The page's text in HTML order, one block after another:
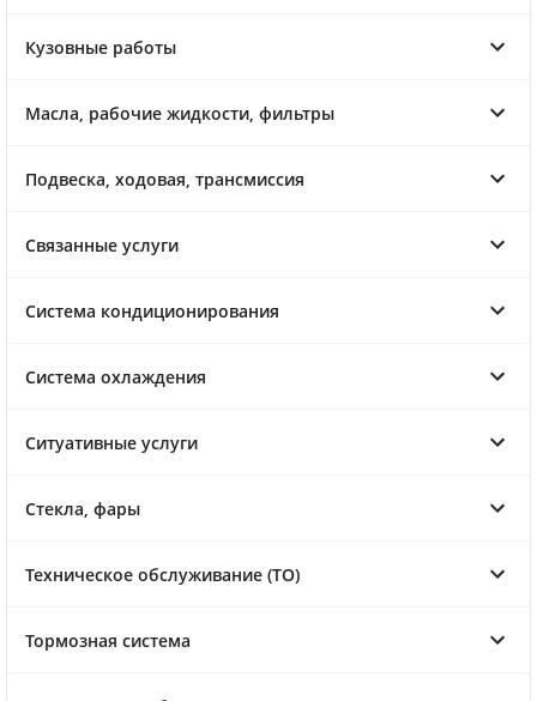
Кузовные работы
Масла, рабочие жидкости, фильтры
Подвеска, ходовая, трансмиссия
Связанные услуги
Система кондиционирования
Система охлаждения
Ситуативные услуги
Стекла, фары
Техническое обслуживание (ТО)
Тормозная система